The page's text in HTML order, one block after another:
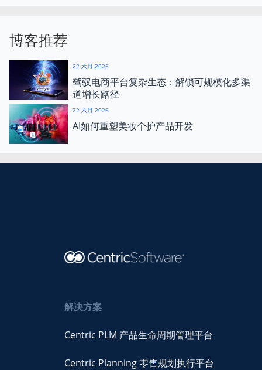
博客推荐
22 六月 2026
驾驭电商平台复杂生态：解锁可规模化多渠
道增长路径
22 六月 2026
AI如何重塑美妆个护产品开发
解决方案
Centric PLM 产品生命周期管理平台
Centric Planning 零售规划执行平台